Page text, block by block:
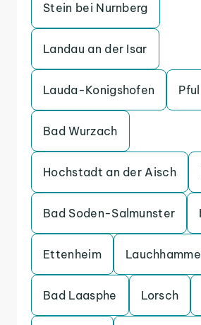
Stein bei Nurnberg
Landau an der Isar
Lauda-Konigshofen
Bad Wurzach
Hochstadt an der Aisch
Bad Soden-Salmunster
Ettenheim
Bad Laasphe Lorsch